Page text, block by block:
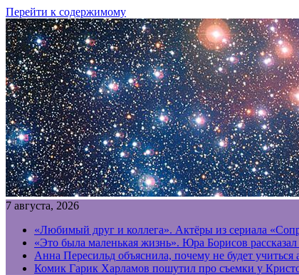
Перейти к содержимому
7 августа, 2026
«Любимый друг и коллега». Актёры из сериала
«Это была маленькая жизнь». Юра Борисов
Анна Пересильд объяснила, почему не будет учиться
Комик Гарик Харламов пошутил про съемки у